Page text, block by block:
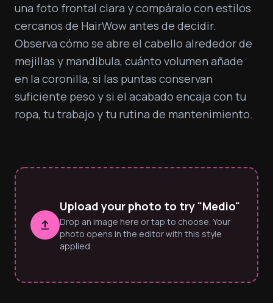
una foto frontal clara y compáralo con estilos
cercanos de HairWow antes de decidir.
Observa cómo se abre el cabello alrededor de
mejillas y mandíbula, cuánto volumen añade
en la coronilla, si las puntas conservan
suficiente peso y si el acabado encaja con tu
ropa, tu trabajo y tu rutina de mantenimiento.
Upload your photo to try "Medio"
Drop an image here or tap to choose. Your
photo opens in the editor with this style
applied.